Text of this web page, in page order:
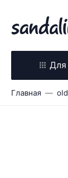
Для
Главная